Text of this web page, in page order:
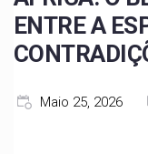
ENTRE A
Maio 25, 2026